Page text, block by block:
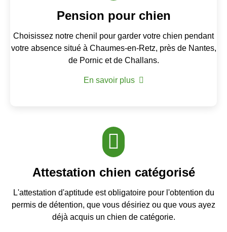
Pension pour chien
Choisissez notre chenil pour garder votre chien pendant
votre absence situé à Chaumes-en-Retz, près de Nantes,
de Pornic et de Challans.
En savoir plus
Attestation chien catégorisé
L'attestation d'aptitude est obligatoire pour l'obtention du
permis de détention, que vous désiriez ou que vous ayez
déjà acquis un chien de catégorie.